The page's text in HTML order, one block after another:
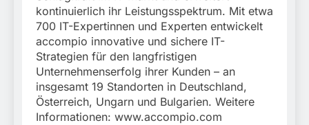
kontinuierlich ihr Leistungsspektrum. Mit etwa
700 IT-Expertinnen und Experten entwickelt
accompio innovative und sichere IT-
Strategien für den langfristigen
Unternehmenserfolg ihrer Kunden – an
insgesamt 19 Standorten in Deutschland,
Österreich, Ungarn und Bulgarien. Weitere
Informationen: www.accompio.com